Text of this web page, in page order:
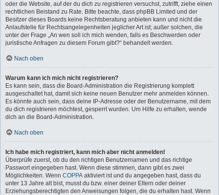
oder die Website, auf der du dich zu registrieren versuchst, zutrifft, ziehe einen
rechtlichen Beistand zu Rate. Bitte beachte, dass phpBB Limited und der
Besitzer dieses Boards keine Rechtsberatung anbieten kann und nicht die
Anlaufstelle für Rechtsangelegenheiten jeglicher Art ist; außer solchen, die
unter der Frage „An wen soll ich mich wenden, falls es Beschwerden oder
juristische Anfragen zu diesem Forum gibt?“ behandelt werden.
Nach oben
Warum kann ich mich nicht registrieren?
Es kann sein, dass die Board-Administration die Registrierung komplett
ausgeschaltet hat, damit sich keine neuen Benutzer mehr anmelden können.
Es könnte auch sein, dass deine IP-Adresse oder der Benutzername, mit dem
du dich registrieren möchtest, gesperrt wurden. Um Hilfe zu erhalten, wende
dich an die Board-Administration.
Nach oben
Ich habe mich registriert, kann mich aber nicht anmelden!
Überprüfe zuerst, ob du den richtigen Benutzernamen und das richtige
Passwort eingegeben hast. Wenn diese stimmen, dann gibt es zwei
Möglichkeiten. Wenn COPPA aktiviert ist und du angegeben hast, dass du
unter 13 Jahre alt bist, musst du bzw. einer deiner Eltern oder deiner
Erziehungsberechtigten den Anweisungen folgen, die du erhalten hast. Wenn